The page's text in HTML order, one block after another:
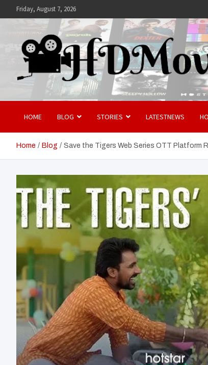
Friday, August 7, 2026
Hdmovies
HOME BLOG STORIES LATESTNEWS
Home Blog Save the Tigers Web Series OTT Platform